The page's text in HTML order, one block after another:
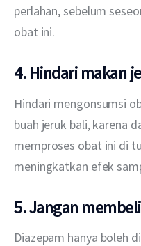
perlahan, sebelum
obat ini.
4. Hindari makan
Hindari mengonsumsi
buah jeruk bali, karena
memproses obat ini di
meningkatkan efek
5. Jangan
Diazepam hanya boleh